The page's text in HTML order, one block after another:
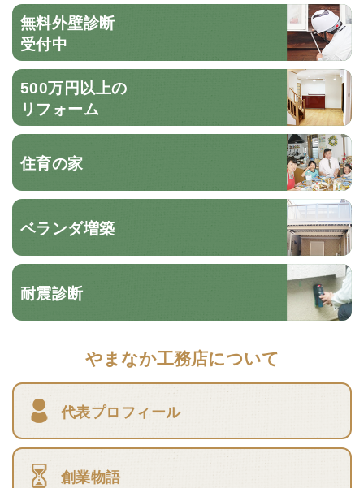
無料外壁診断
受付中
500万円以上の
リフォーム
住育の家
ベランダ増築
耐震診断
やまなか工務店について
代表プロフィール
創業物語